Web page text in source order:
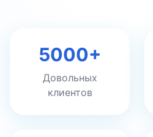
5000+
Довольных
клиентов